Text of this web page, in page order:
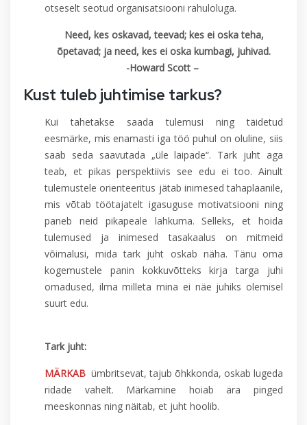
otseselt seotud organisatsiooni rahuloluga.
Need, kes oskavad, teevad; kes ei oska teha,
õpetavad; ja need, kes ei oska kumbagi, juhivad.
-Howard Scott –
Kust tuleb juhtimise tarkus?
Kui tahetakse saada tulemusi ning täidetud
eesmärke, mis enamasti iga töö puhul on oluline, siis
saab seda saavutada „üle laipade“. Tark juht aga
teab, et pikas perspektiivis see edu ei too. Ainult
tulemustele orienteeritus jätab inimesed tahaplaanile,
mis võtab töötajatelt igasuguse motivatsiooni ning
paneb neid pikapeale lahkuma. Selleks, et hoida
tulemused ja inimesed tasakaalus on mitmeid
võimalusi, mida tark juht oskab näha. Tänu oma
kogemustele panin kokkuvõtteks kirja targa juhi
omadused, ilma milleta mina ei näe juhiks olemisel
suurt edu.
Tark juht:
MÄRKAB ümbritsevat, tajub õhkkonda, oskab lugeda
ridade vahelt. Märkamine hoiab ära pinged
meeskonnas ning näitab, et juht hoolib.